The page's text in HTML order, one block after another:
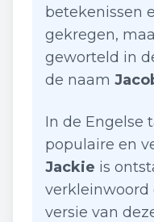
betekenissen
gekregen,
geworteld in
de naam
In de Engelse
populaire en
Jackie is
verkleinwoord
versie van